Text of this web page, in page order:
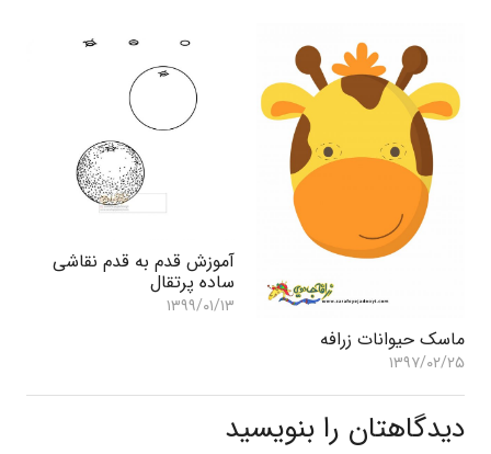
ماسک حیوانات زرافه
۱۳۹۷/۰۲/۲۵
آموزش قدم به قدم نقاشی
ساده پرتقال
۱۳۹۹/۰۱/۱۳
دیدگاهتان را بنویسید